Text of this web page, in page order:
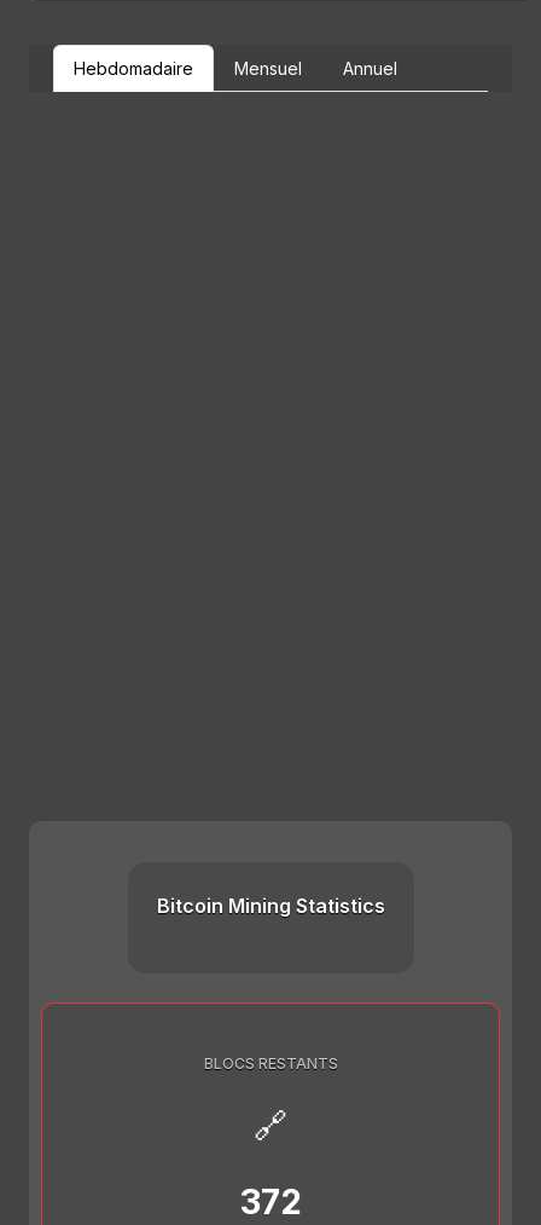
Hebdomadaire Mensuel Annuel
Bitcoin Mining Statistics
BLOCS RESTANTS
🔗
372